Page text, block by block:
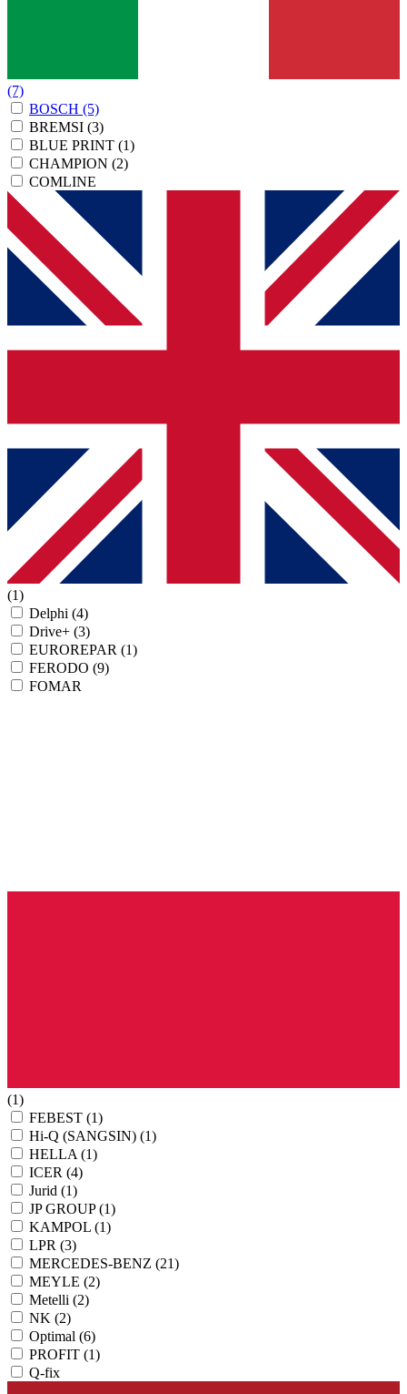
(7)
BOSCH (5)
BREMSI (3)
BLUE PRINT (1)
CHAMPION (2)
COMLINE
(1)
Delphi (4)
Drive+ (3)
EUROREPAR (1)
FERODO (9)
FOMAR
(1)
FEBEST (1)
Hi-Q (SANGSIN) (1)
HELLA (1)
ICER (4)
Jurid (1)
JP GROUP(1)
KAMPOL (1)
LPR (3)
MERCEDES-BENZ (21)
MEYLE (2)
Metelli (2)
NK (2)
Optimal (6)
PROFIT (1)
Q-fix